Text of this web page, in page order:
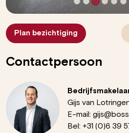
Plan bezichtiging
Contactpersoon
Gijs van
E-mail:
Bel: +31 (0)6 39